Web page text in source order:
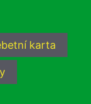
karta